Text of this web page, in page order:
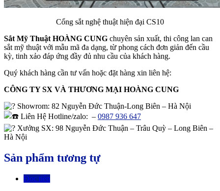
Cổng sắt nghệ thuật hiện đại CS10
Sắt Mỹ Thuật HOÀNG CUNG chuyên sản xuất, thi công lan can
sắt mỹ thuật với mẫu mã đa dạng, từ phong cách đơn giản đến cầu
kỳ, tinh xảo đáp ứng đầy đủ nhu cầu của khách hàng.
Quý khách hàng cần tư vấn hoặc đặt hàng xin liên hệ:
CÔNG TY SX VÀ THƯƠNG MẠI HOÀNG CUNG
Showrom: 82 Nguyễn Đức Thuận-Long Biên – Hà Nội
Liên Hệ Hotline/zalo: – 0987 936 647
Xưởng SX: 98 Nguyễn Đức Thuận – Trâu Quỳ – Long Biên –
Hà Nội
Sản phẩm tương tự
Đọc tiếp